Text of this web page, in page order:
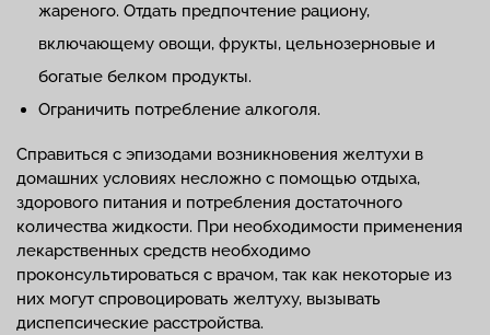
жареного. Отдать предпочтение рациону,
включающему овощи, фрукты, цельнозерновые и
богатые белком продукты.
Ограничить потребление алкоголя.
Справиться с эпизодами возникновения желтухи в
домашних условиях несложно с помощью отдыха,
здорового питания и потребления достаточного
количества жидкости. При необходимости применения
лекарственных средств необходимо
проконсультироваться с врачом, так как некоторые из
них могут спровоцировать желтуху, вызывать
диспепсические расстройства.